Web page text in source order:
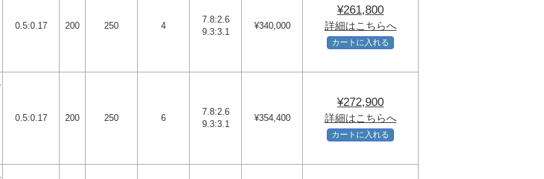
0.5:0.17 200 250 4
7.8:2.6
9.3:3.1
¥340,000
¥261,800
詳細はこちらへ
カートに入れる
0.5:0.17 200 250 6
7.8:2.6
9.3:3.1
¥354,400
¥272,900
詳細はこちらへ
カートに入れる